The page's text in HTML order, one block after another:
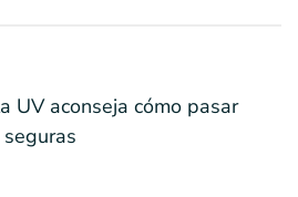
UV aconseja cómo pasar